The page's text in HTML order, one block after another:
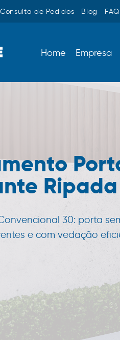
Consulta de Pedidos Blog FAQ
Home Empresa
Ripada
30: porta
e com vedação